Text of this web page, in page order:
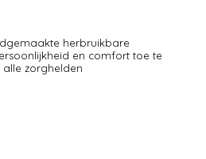
herbruikbare
en comfort toe te
zorghelden